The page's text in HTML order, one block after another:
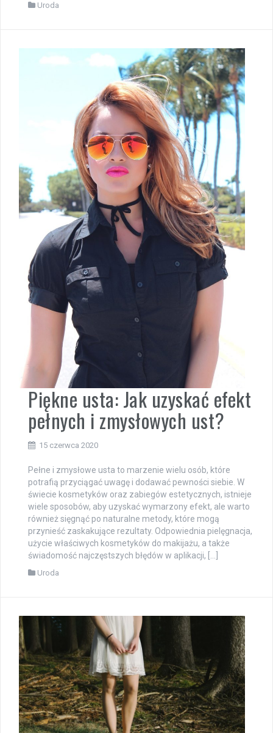
Uroda
Piękne usta: Jak uzyskać efekt
pełnych i zmysłowych ust?
15 czerwca 2020
Pełne i zmysłowe usta to marzenie wielu osób, które
potrafią przyciągać uwagę i dodawać pewności siebie. W
świecie kosmetyków oraz zabiegów estetycznych, istnieje
wiele sposobów, aby uzyskać wymarzony efekt, ale warto
również sięgnąć po naturalne metody, które mogą
przynieść zaskakujące rezultaty. Odpowiednia pielęgnacja,
użycie właściwych kosmetyków do makijażu, a także
świadomość najczęstszych błędów w aplikacji, […]
Uroda